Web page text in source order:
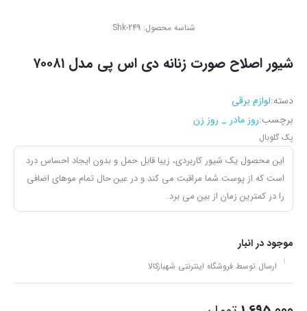
شناسه محصول:Shk-249
شیور اصلاح صورت زنانه دی اس پی مدل ۷۰۰۸۱
دسته:لوازم برقی
برچسب:روز مادر _ روز زن
پک گلوبال
این محصول یک شیور کاربردی، زیبا قابل حمل و بدون ایجاد احساس درد
است که از پوست شما مراقبت می کند و در عین حال تمام موهای اضافی
را در کمترین زمان از بین می برد.
موجود در انبار
ارسال توسط فروشگاه اینترنتی شهبازکالا